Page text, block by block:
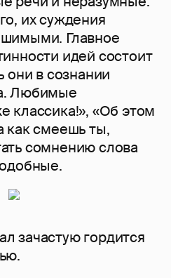
их суждения
Главное
идей состоит
они в сознании
Любимые
классика!», «Об этом
как смеешь ты,
сомнению слова
зачастую гордится